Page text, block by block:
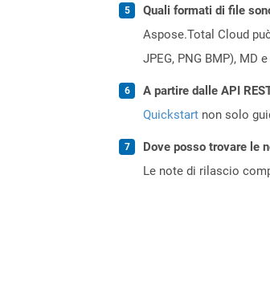
Quali formati di file
Aspose.Total Cloud
JPEG, PNG BMP), MD
A partire dalle API
Quickstart non solo
Dove posso trovare le
Le note di rilascio